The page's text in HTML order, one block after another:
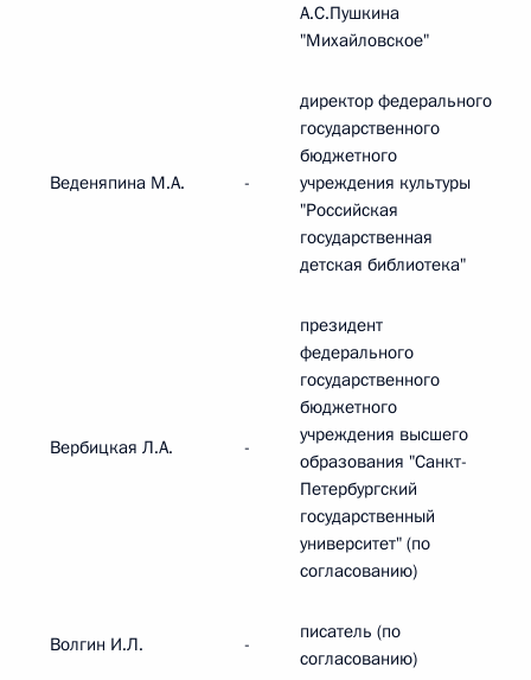
А.С.Пушкина
"Михайловское"
Веденяпина М.А. -
директор федерального
государственного
бюджетного
учреждения культуры
"Российская
государственная
детская библиотека"
Вербицкая Л.А. -
президент
федерального
государственного
бюджетного
учреждения высшего
образования "Санкт-
Петербургский
государственный
университет" (по
согласованию)
Волгин И.Л. -
писатель (по
согласованию)